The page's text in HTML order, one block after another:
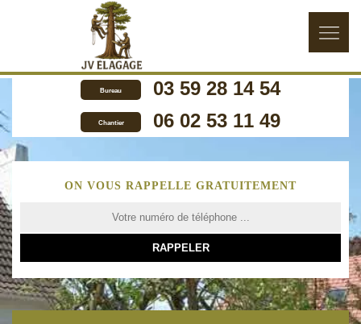
Bureau 03 59 28 14 54
Chantier 06 02 53 11 49
ON VOUS RAPPELLE GRATUITEMENT